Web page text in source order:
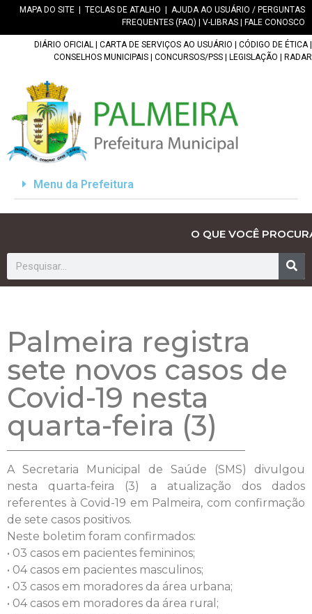
MAPA DO SITE TECLAS DE ATALHO
AJUDA AO USUÁRIO / PERGUNTAS
FREQUENTES (FAQ)
V-LIBRAS FALE CONOSCO
DIÁRIO OFICIAL CARTA DE SERVIÇOS AO USUÁRIO CÓDIGO DE ÉTICA|
CONSELHOS MUNICIPAIS
CONCURSOS/PSS LEGISLAÇÃO RADAR
Menu da Prefeitura
O QUE VOCÊ
Palmeira registra
sete novos casos de
Covid-19 nesta
quarta-feira (3)
A Secretaria Municipal de Saúde (SMS) divulgou
nesta quarta-feira (3) a atualização dos dados
referentes à Covid-19 em Palmeira, com confirmação
de sete casos positivos.
Neste boletim foram confirmados:
• 03 casos em pacientes femininos;
• 04 casos em pacientes masculinos;
• 03 casos em moradores da área urbana;
• 04 casos em moradores da área rural;